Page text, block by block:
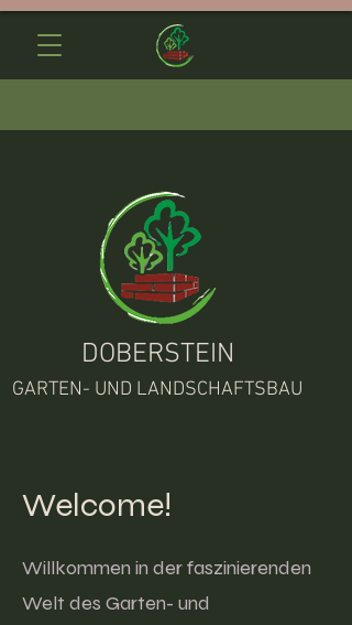
DOBERSTEIN
GARTEN- UND LANDSCHAFTSBAU
​Welcome!
Willkommen in der faszinierenden
Welt des Garten- und